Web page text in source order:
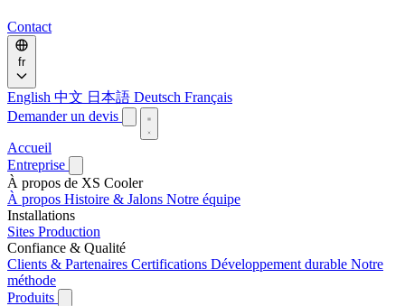
Contact
fr
English 中文 日本語 Deutsch Français
Demander un devis
Accueil
Entreprise
À propos de XS Cooler
À propos Histoire & Jalons Notre équipe
Installations
Sites Production
Confiance & Qualité
Clients & Partenaires Certifications Développement durable Notre
méthode
Produits